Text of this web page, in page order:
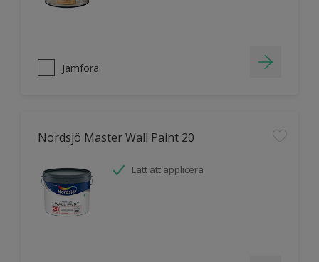
Jämföra
Nordsjö Master Wall Paint 20
Lätt att applicera